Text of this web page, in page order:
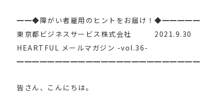
━━◆障がい者雇用のヒントをお届け！◆━━━━━
東京都ビジネスサービス株式会社 2021.9.30
HEARTFUL メールマガジン -vol.36-
━━━━━━━━━━━━━━━━━━━━━━━━
皆さん、こんにちは。